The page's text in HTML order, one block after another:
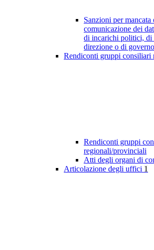
Sanzioni per mancata
comunicazione dei
di incarichi politici, di
direzione o di governo
Rendiconti gruppi consiliari
Rendiconti gruppi
regionali/provinciali
Atti degli organi di
Articolazione degli uffici 1